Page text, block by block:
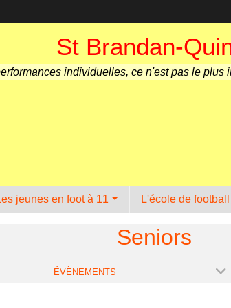
St Brandan-
individuelles, ce n'est pas le
jeunes en foot à 11 L'école de football
Seniors
ÉVÈNEMENTS